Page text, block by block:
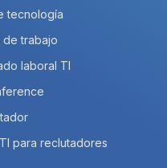
tecnología
de trabajo
laboral TI
para reclutadores